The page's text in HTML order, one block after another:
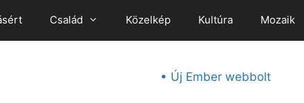
Család Közelkép Kultúra Mozaik
• Új Ember webbolt